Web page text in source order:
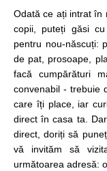
Odată ce ați intrat în
copii, puteți găsi
pentru nou-născuți:
de pat, prosoape,
facă cumpărături
convenabil - trebuie
care îți place, iar
direct în casa ta.
direct, doriți să
vă invităm să
următoarea adresă: